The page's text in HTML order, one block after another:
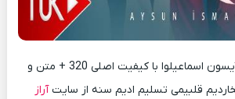
دانلود آهنگ جدید آیسون اسماعیلوا با کیفیت اصلی 320 + متن و
قلبیمی تسلیم ادیم سنه از سایتآراز